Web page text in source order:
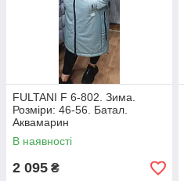
FULTANI F 6-802. Зима.
Розміри: 46-56. Батал.
Аквамарин
В наявності
2 095 ₴